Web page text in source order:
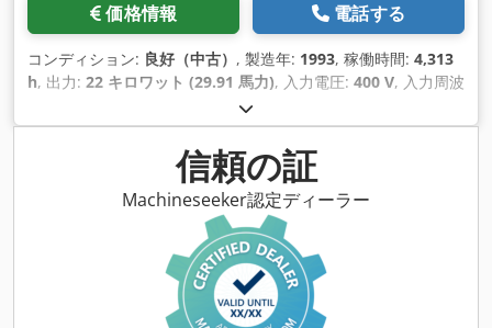
価格情報 電話する
コンディション: 良好（中古） , 製造年: 1993, 稼働時間: 4,313
h, 出力: 22 キロワット (29.91 馬力), 入力電圧: 400 V, 入力周波
, 入力電流の種類:エアコン
ーク長:250 mm, 運転速度:7 mm/s, 後進速度:70 mm/s, テ
, テーブル長さ:6,100 mm
, ラムまでの距離表:500 mm, 支柱間のクリアランス:
, オイルタンク容量:350 l, 総重量:26,000 kg（キロ
ドキュメント / マニュアル
信頼の証
Machineseeker認定ディーラー